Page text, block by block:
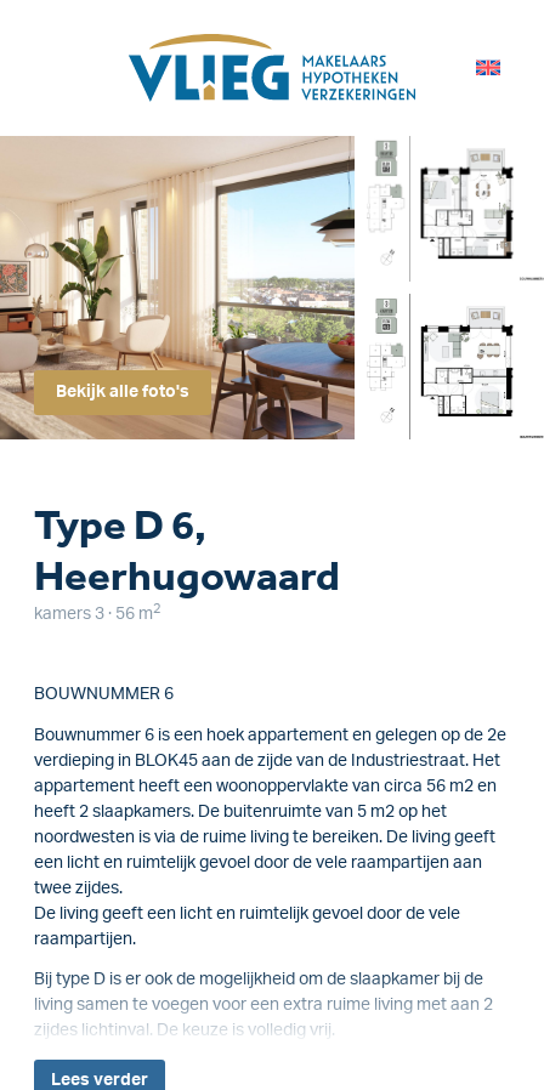
Bekijk alle foto's
Type D 6,
Heerhugowaard
kamers 3 · 56 m 2
BOUWNUMMER 6
Bouwnummer 6 is een hoek appartement en gelegen op de 2e
verdieping in BLOK45 aan de zijde van de Industriestraat. Het
appartement heeft een woonoppervlakte van circa 56 m2 en
heeft 2 slaapkamers. De buitenruimte van 5 m2 op het
noordwesten is via de ruime living te bereiken. De living geeft
een licht en ruimtelijk gevoel door de vele raampartijen aan
twee zijdes.
De living geeft een licht en ruimtelijk gevoel door de vele
raampartijen.
Bij type D is er ook de mogelijkheid om de slaapkamer bij de
living samen te voegen voor een extra ruime living met aan 2
zijdes lichtinval. De keuze is volledig vrij.
Lees verder